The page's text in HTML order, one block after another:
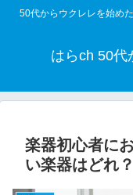
50代からウクレレを始め
はらch 50代
楽器初心者に
い楽器はどれ？